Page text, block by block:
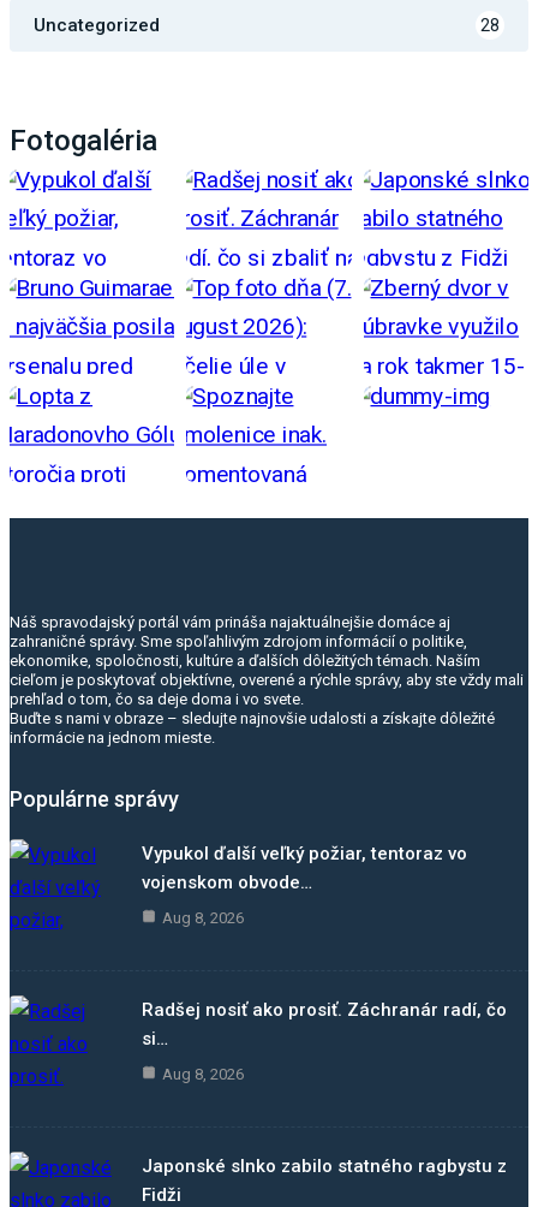
Uncategorized 28
Fotogaléria
Náš spravodajský portál vám prináša najaktuálnejšie domáce aj
zahraničné správy. Sme spoľahlivým zdrojom informácií o politike,
ekonomike, spoločnosti, kultúre a ďalších dôležitých témach. Naším
cieľom je poskytovať objektívne, overené a rýchle správy, aby ste vždy mali
prehľad o tom, čo sa deje doma i vo svete.
Buďte s nami v obraze – sledujte najnovšie udalosti a získajte dôležité
informácie na jednom mieste.
Populárne správy
Vypukol ďalší veľký požiar, tentoraz vo
vojenskom obvode…
Aug 8, 2026
Radšej nosiť ako prosiť. Záchranár radí, čo
si…
Aug 8, 2026
Japonské slnko zabilo statného ragbystu z
Fidži